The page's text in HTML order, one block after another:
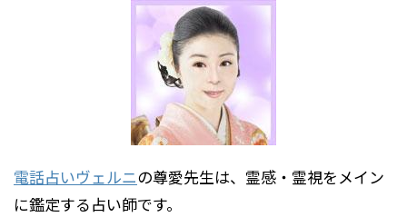
電話占いヴェルニの尊愛先生は、霊感・霊視をメイン
に鑑定する占い師です。